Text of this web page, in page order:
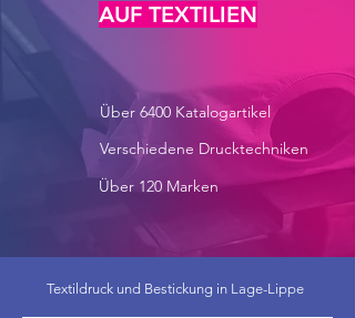
AUF TEXTILIEN
Über 6400 Katalogartikel
Verschiedene Drucktechniken
Über 120 Marken
Textildruck und Bestickung in Lage-Lippe